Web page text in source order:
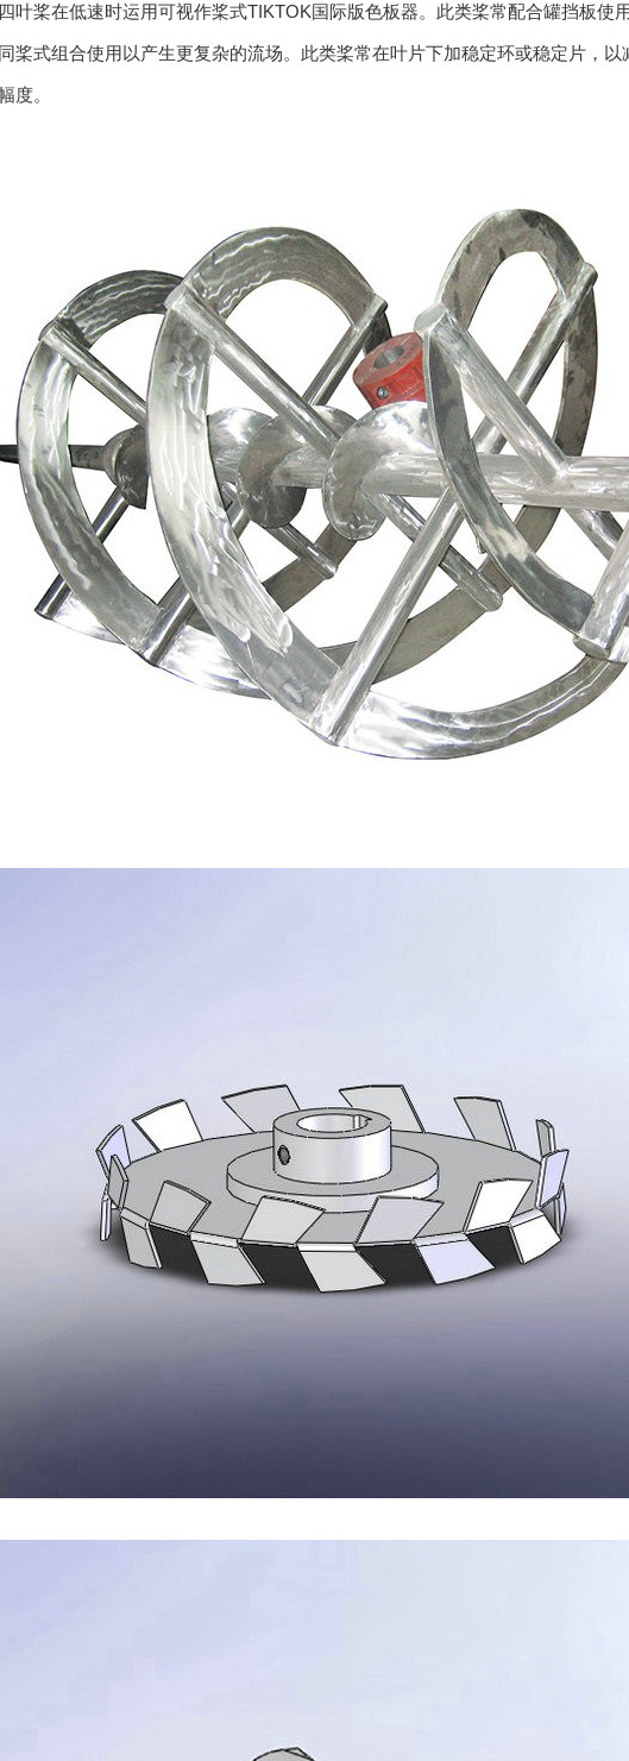
叶桨在低速时运用可视作桨式TIKTOK国际版色板器。此类桨常配合罐挡板使
桨式组合使用以产生更复杂的流场。此类桨常在叶片下加稳定环或稳定片，
度。